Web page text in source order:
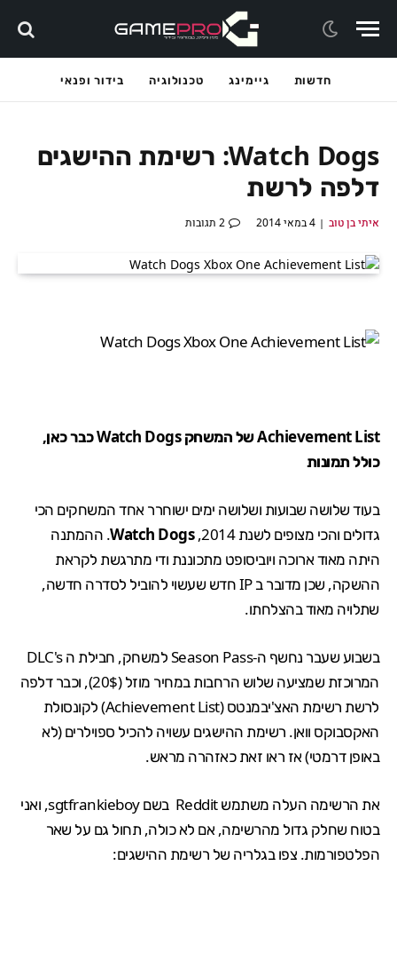
חדשות גיימינג טכנולוגיה בידור ופנאי
Watch Dogs: רשימת ההישגים
דלפה לרשת
איתי בן טוב 4 במאי 2014 2 תגובות
Achievement List של המשחק Watch Dogs כבר כאן,
כולל תמונות
בעוד שלושה שבועות ושלושה ימים ישוחרר אחד המשחקים הכי
גדולים והכי מצופים לשנת 2014,
Watch Dogs. ההמתנה
היתה מאוד ארוכה ויוביסופט מתכוננת ודי מתרגשת לקראת
ההשקה, שכן מדובר ב IP חדש שעשוי להוביל לסדרה חדשה,
שתלויה מאוד בהצלחתו.
בשבוע שעבר נחשף ה-Season Pass
למשחק, חבילת ה DLC's
המרוכזת שמציעה שלוש הרחבות במחיר מוזל (20$), וכבר דלפה
לרשת רשימת האצ'יבמנטס (Achievement List) לקונסולת
האקסבוקס וואן. רשימת ההישגים עשויה להכיל ספוילרים (לא
באופן דרמטי) אז ראו זאת כאזהרה מראש.
את הרשימה העלה משתמשReddit בשם sgtfrankieboy, ואני
בטוח שחלק גדול מהרשימה, אם לא כולה, תחול גם על שאר
הפלטפורמות. צפו בגלריה של רשימת ההישגים: